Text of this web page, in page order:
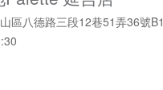
區八德路三段12巷51弄36號B1